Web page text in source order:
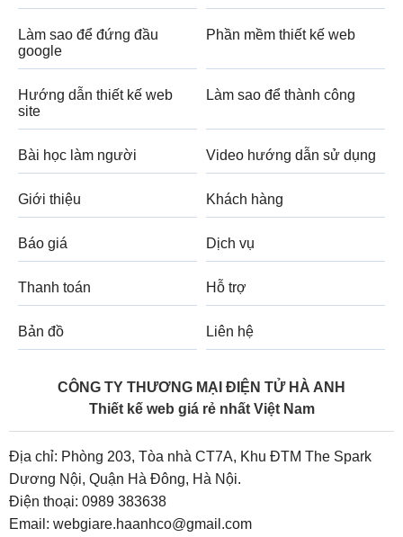
Làm sao để đứng đầu
google
Phần mềm thiết kế web
Hướng dẫn thiết kế web
site
Làm sao để thành công
Bài học làm người Video hướng dẫn sử dụng
Giới thiệu Khách hàng
Báo giá Dịch vụ
Thanh toán Hỗ trợ
Bản đồ Liên hệ
CÔNG TY THƯƠNG MẠI ĐIỆN TỬ HÀ ANH
Thiết kế web giá rẻ nhất Việt Nam
Địa chỉ: Phòng 203, Tòa nhà CT7A, Khu ĐTM The Spark
Dương Nội, Quận Hà Đông, Hà Nội.
Điện thoại: 0989 383638
Email: webgiare.haanhco@gmail.com